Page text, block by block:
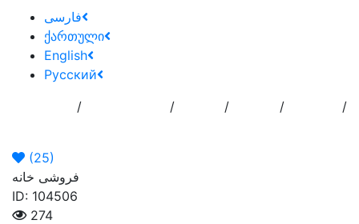
فارسی
ქართული
English
Русский
/ / / / /
(25)
فروشی خانه
ID: 104506
274